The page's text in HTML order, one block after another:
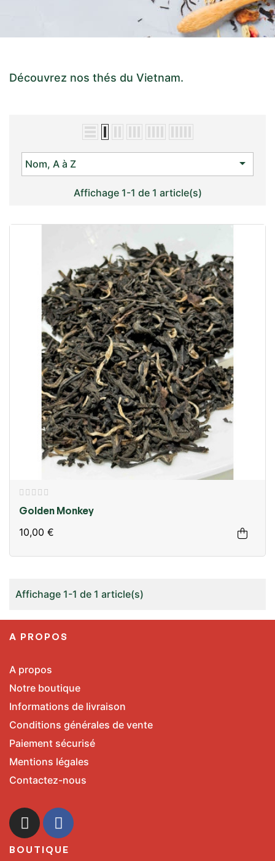
Découvrez nos thés du Vietnam.
Nom, A à Z 
Affichage 1-1 de 1 article(s)
Golden Monkey
10,00 €
Affichage 1-1 de 1 article(s)
A PROPOS
A propos
Notre boutique
Informations de livraison
Conditions générales de vente
Paiement sécurisé
Mentions légales
Contactez-nous
BOUTIQUE